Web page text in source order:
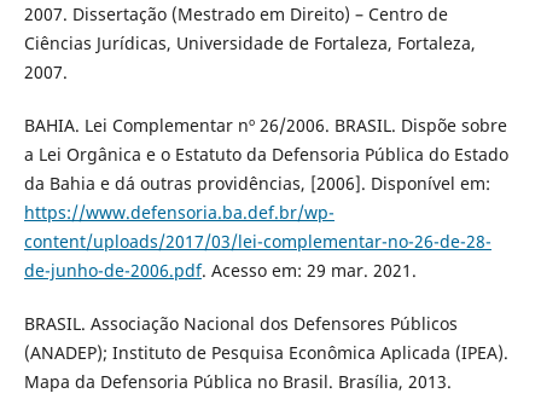
2007. Dissertação (Mestrado em Direito) – Centro de
Ciências Jurídicas, Universidade de Fortaleza, Fortaleza,
2007.
BAHIA. Lei Complementar nº 26/2006. BRASIL. Dispõe sobre
a Lei Orgânica e o Estatuto da Defensoria Pública do Estado
da Bahia e dá outras providências, [2006]. Disponível em:
https://www.defensoria.ba.def.br/wp-
content/uploads/2017/03/lei-complementar-no-26-de-28-
de-junho-de-2006.pdf. Acesso em: 29 mar. 2021.
BRASIL. Associação Nacional dos Defensores Públicos
(ANADEP); Instituto de Pesquisa Econômica Aplicada (IPEA).
Mapa da Defensoria Pública no Brasil. Brasília, 2013.